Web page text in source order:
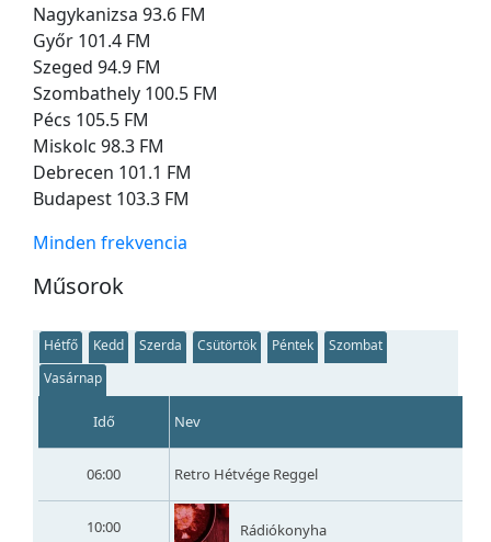
Nagykanizsa 93.6 FM
Győr 101.4 FM
Szeged 94.9 FM
Szombathely 100.5 FM
Pécs 105.5 FM
Miskolc 98.3 FM
Debrecen 101.1 FM
Budapest 103.3 FM
Minden frekvencia
Műsorok
Hétfő Kedd Szerda Csütörtök Péntek
Szombat
Vasárnap
Idő Nev
06:00 Retro Hétvége Reggel
10:00 Rádiókonyha